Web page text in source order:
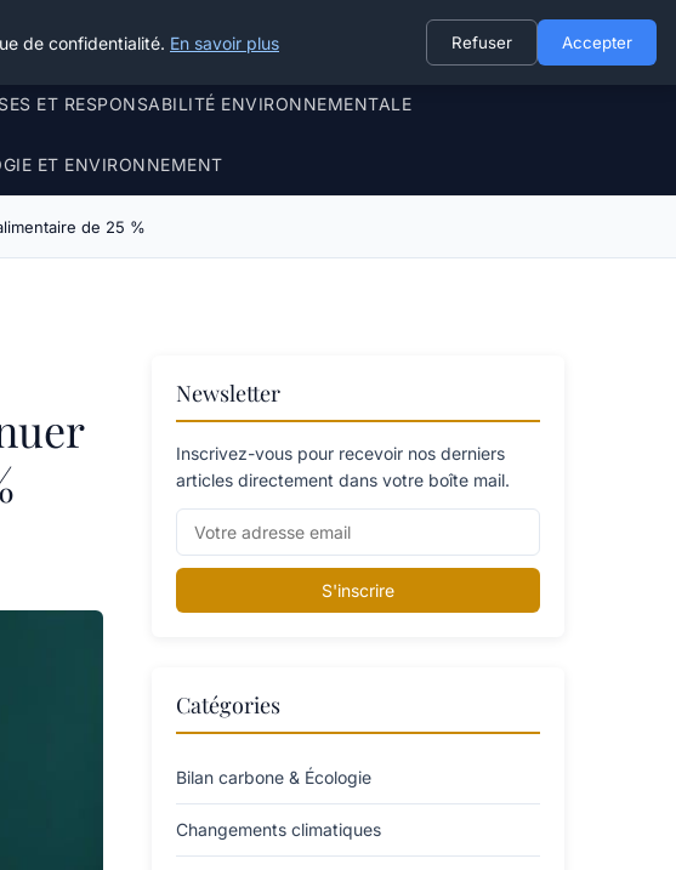
ET RESPONSABILITÉ ENVIRONNEMENTALE
ET ENVIRONNEMENT
de 25 %
Newsletter
Inscrivez-vous pour recevoir nos derniers
articles directement dans votre boîte mail.
S'inscrire
Catégories
Bilan carbone & Écologie
Changements climatiques
de confidentialité. En savoir plus Refuser Accepter